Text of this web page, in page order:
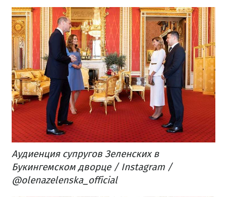
Аудиенция супругов Зеленских в
Букингемском дворце / Instagram /
@olenazelenska_official